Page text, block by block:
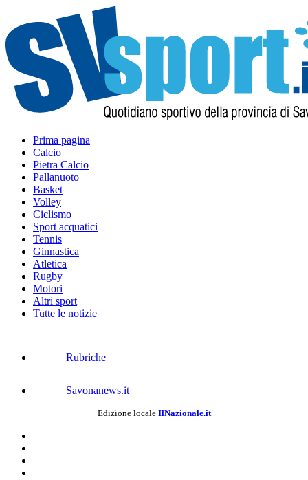
Prima pagina
Calcio
Pietra Calcio
Pallanuoto
Basket
Volley
Ciclismo
Sport acquatici
Tennis
Ginnastica
Atletica
Rugby
Motori
Altri sport
Tutte le notizie
Rubriche
Savonanews.it
Edizione locale IlNazionale.it